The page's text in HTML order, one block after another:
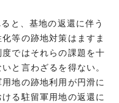
と、基地の返還に伴う
等の跡地対策はますま
ではそれらの課題を十
と言わざるを得ない。
地の跡地利用が円滑に
る駐留軍用地の返還に